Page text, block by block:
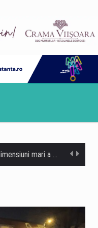
O dronă de dimensiuni mari a explodat sâmbătă dimineață în Bulgaria, în apropierea fostului punct de frontieră Kardam, la aproximativ 100 de metri de granița cu România. Aparatul s-a prăbușit într-un lan de floarea-soarelui, iar în urma exploziei nu au fost înregistrate victime sau pagube. Zona se află în apropierea unor obiective energetice importante, inclusiv a unor stații de compresoare de pe gazoductul Trans-Balkan. Premierul bulgar Rumen Radev a declarat că drona nu a fost detectată de sistemele de apărare aeriană, iar autoritățile încearcă să stabilească tipul și originea acesteia. Autoritățile bulgare au izolat zona și continuă verificările. Ministrul Apărării de…
Autobuzele de pe linia 102 din Constanța circulă temporar pe un traseu deviat în zona Faleză Nord, după ce autoturismele parcate pe strada Zorelelor împiedică accesul în condiții de siguranță. Potrivit CT BUS, autobuzele nu mai pot circula momentan pe strada Zorelelor din cauza mașinilor parcate în zonă, care îngreunează traficul și accesul vehiculelor de transport public. Reprezentanții CT BUS anunță că linia 102 va reveni pe traseul obișnuit după eliberarea zonei și restabilirea condițiilor necesare pentru circulația autobuzelor.